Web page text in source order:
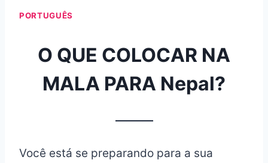
PORTUGUÊS
O QUE COLOCAR NA
MALA PARA Nepal?
Você está se preparando para a sua